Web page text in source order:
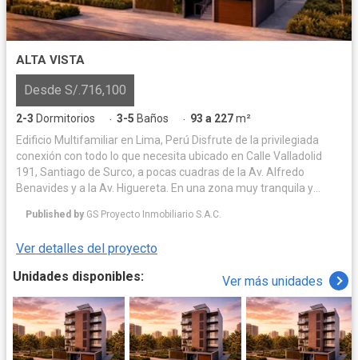
ALTA VISTA
Desde S/.716,100
2-3 Dormitorios · 3-5 Baños · 93 a 227m²
Edificio Multifamiliar en Lima, Perú Disfrute de la privilegiada
conexión con todo lo que necesita ubicado en Calle Valladolid
191, Santiago de Surco, a pocas cuadras de la Av. Alfredo
Benavides y a la Av. Higuereta. En una zona muy tranquila y
tranquilidad con la conveniencia. Imagine vivir donde los parques,
una extensión natural de su día a día. Esta es la ubicación
perfecta para construir los recuerdos más valiosos de su familia,
con la ciudad a sus pies y la comodidad de siempre tenerlo todo
cerca.
Published by GS Proyecto Inmobiliario S.A.C.
Ver detalles del proyecto
Unidades disponibles:
Ver más unidades